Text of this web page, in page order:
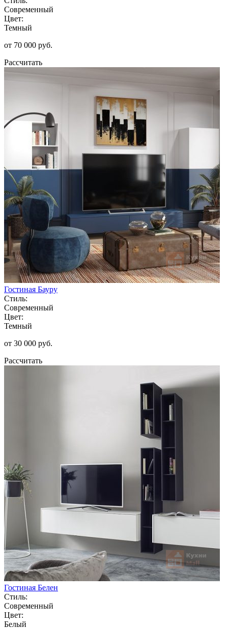
Современный
Цвет:
Темный
от 70 000 руб.
Рассчитать
Гостиная Бауру
Стиль:
Современный
Цвет:
Темный
от 30 000 руб.
Рассчитать
Гостиная Белен
Стиль:
Современный
Цвет:
Белый